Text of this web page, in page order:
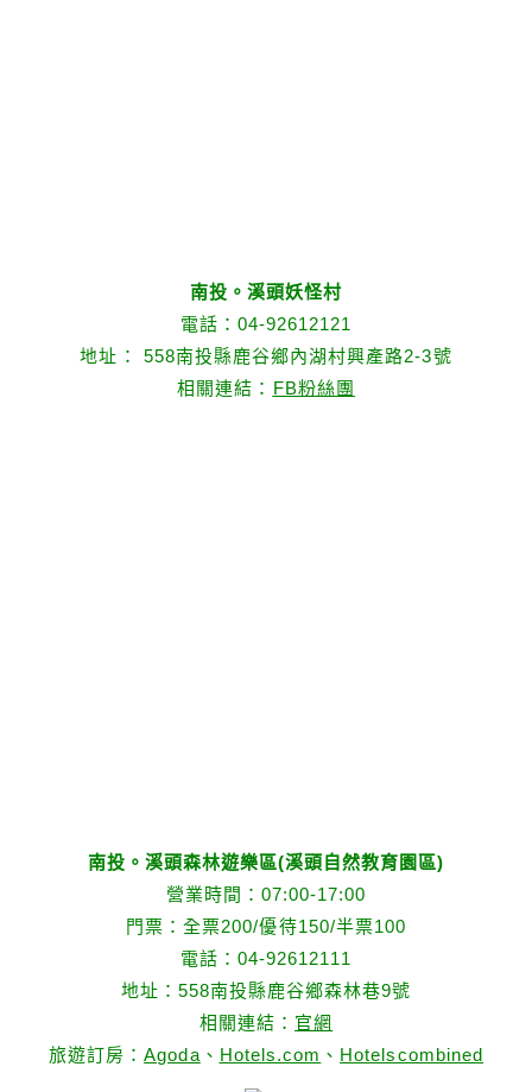
南投。溪頭妖怪村
電話：04-92612121
地址： 558南投縣鹿谷鄉內湖村興產路2-3號
相關連結： FB粉絲團
南投。溪頭森林遊樂區(溪頭自然教育園區)
營業時間：07:00-17:00
門票：全票200/優待150/半票100
電話：04-92612111
地址：558南投縣鹿谷鄉森林巷9號
相關連結： 官網
旅遊訂房：Agoda 、 Hotels.com 、 Hotelscombined